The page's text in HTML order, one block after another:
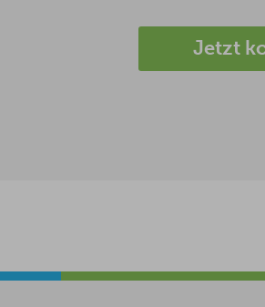
Jetzt